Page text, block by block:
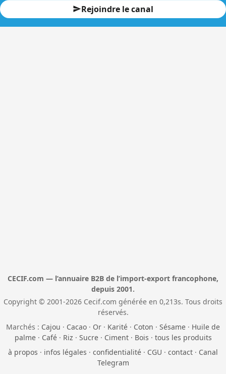
Rejoindre le canal
CECIF.com — l’annuaire B2B de l’import-export francophone,
depuis 2001.
Copyright © 2001-2026 Cecif.com générée en 0,213s. Tous droits
réservés.
Marchés : Cajou · Cacao · Or · Karité · Coton · Sésame · Huile de
palme· Café· Riz · Sucre· Ciment· Bois · tous les produits
à propos · infos légales · confidentialité · CGU · contact · Canal
Telegram